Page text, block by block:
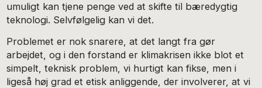
umuligt kan tjene penge ved at skifte til bæredygtig
teknologi. Selvfølgelig kan vi det.
Problemet er nok snarere, at det langt fra gør
arbejdet, og i den forstand er klimakrisen ikke blot et
simpelt, teknisk problem, vi hurtigt kan fikse, men i
ligeså høj grad et etisk anliggende, der involverer, at vi